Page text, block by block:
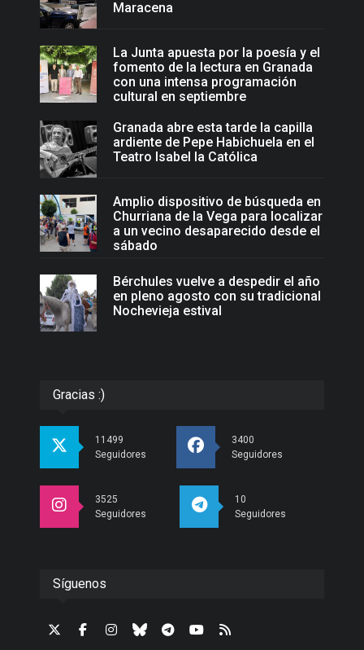
Maracena
La Junta apuesta por la poesía y el
fomento de la lectura en Granada
con una intensa programación
cultural en septiembre
Granada abre esta tarde la capilla
ardiente de Pepe Habichuela en el
Teatro Isabel la Católica
Amplio dispositivo de búsqueda en
Churriana de la Vega para localizar
a un vecino desaparecido desde el
sábado
Bérchules vuelve a despedir el año
en pleno agosto con su tradicional
Nochevieja estival
Gracias :)
11499
Seguidores
3400
Seguidores
3525
Seguidores
10
Seguidores
Síguenos